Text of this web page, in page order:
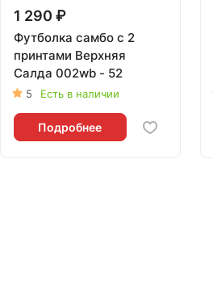
1 290 ₽
Футболка самбо с 2
принтами Верхняя
Салда 002wb - 52
5 Есть в наличии
Подробнее